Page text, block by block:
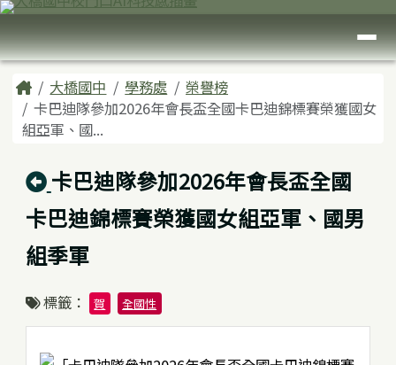
跳至主內容區
臺南市大橋國中
導覽列
主內容區域
Home大橋國中 學務處
榮譽榜
卡巴迪隊參加2026年會長盃全國卡巴迪錦標賽榮獲國女
組亞軍、國...
回上頁
卡巴迪隊參加2026年會長盃全國
卡巴迪錦標賽榮獲國女組亞軍、國男
組季軍
標籤： 賀 全國性
頁尾區域